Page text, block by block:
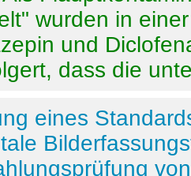
wurden in
und
dass die
eines